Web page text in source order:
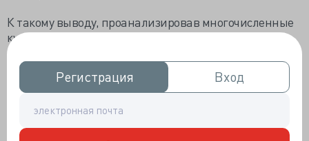
Регистрация
Регистрация Вход
Вход
К такому выводу, проанализировав многочисленные
культурные, исторические и религиозные источники,
а также произведения искусства, пришел профессор
анатомии Нью-Йоркского колледжа остеопатической
медицины Беннет Фаттерман (Bennett Futterman), в
прошлом практикующий хирург-ортопед. Результаты
его исследования опубликованы в журнале Clinical
Anatomy.